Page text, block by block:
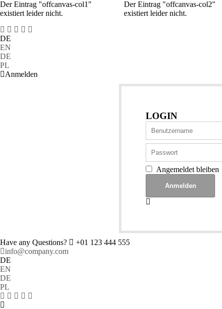
Der Eintrag "offcanvas-col1"
existiert leider nicht.
Der Eintrag "offcanvas-col2"
existiert leider nicht.
DE
EN
DE
PL
Anmelden
LOGIN
Angemeldet bleiben
Have any Questions?
+01 123 444 555
info@company.com
DE
EN
DE
PL